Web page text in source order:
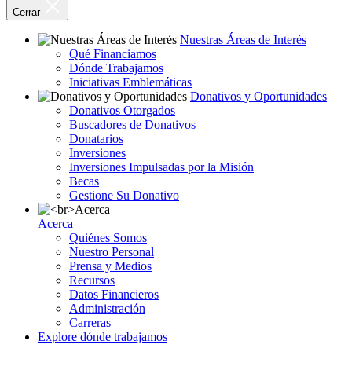
Cerrar
Nuestras Áreas de Interés
Qué Financiamos
Dónde Trabajamos
Iniciativas Emblemáticas
Donativos y Oportunidades
Donativos Otorgados
Buscadores de Donativos
Donatarios
Inversiones
Inversiones Impulsadas por la Misión
Becas
Gestione Su Donativo
Acerca
Quiénes Somos
Nuestro Personal
Prensa y Medios
Recursos
Datos Financieros
Administración
Carreras
Explore dónde trabajamos